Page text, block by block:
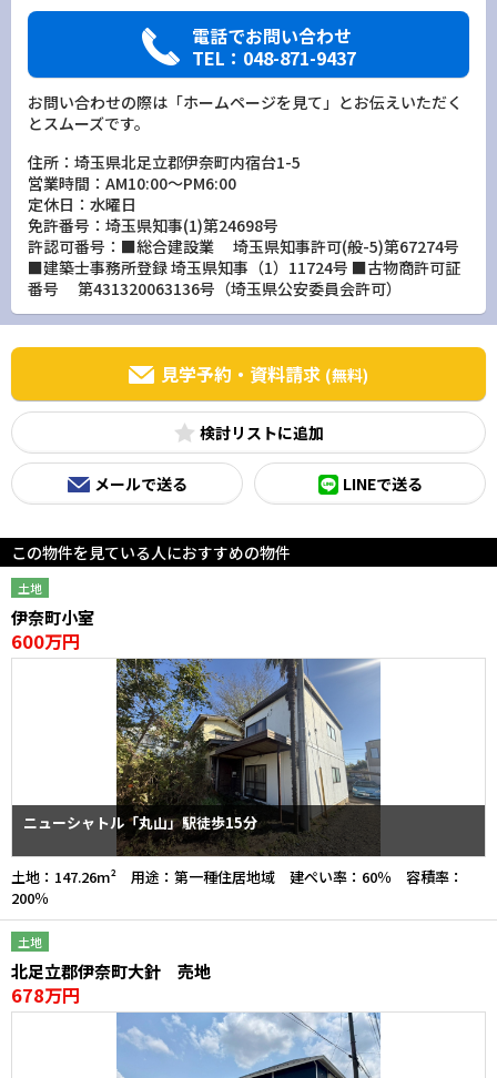
電話でお問い合わせ
TEL：048-871-9437
お問い合わせの際は「ホームページを見て」とお伝えいただく
とスムーズです。
住所：埼玉県北足立郡伊奈町内宿台1-5
営業時間：AM10:00～PM6:00
定休日：水曜日
免許番号：埼玉県知事(1)第24698号
許認可番号：■総合建設業 埼玉県知事許可(般-5)第67274号
■建築士事務所登録 埼玉県知事（1）11724号 ■古物商許可証
番号 第431320063136号（埼玉県公安委員会許可）
見学予約・資料請求 (無料)
検討リスト
メールで送る LINEで送る
この物件を見ている人におすすめの物件
土地
伊奈町小室
600万円
ニューシャトル「丸山」駅徒歩15分
土地：147.26m² 用途：第一種住居地域 建ぺい率：60％ 容積率：
200％
土地
北足立郡伊奈町大針 売地
678万円